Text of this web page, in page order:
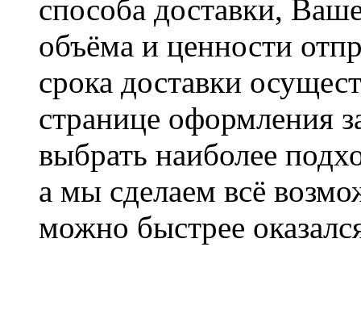
способа доставки,
объёма и ценности
срока доставки
странице оформления
выбрать наиболее
а мы сделаем всё
можно быстрее